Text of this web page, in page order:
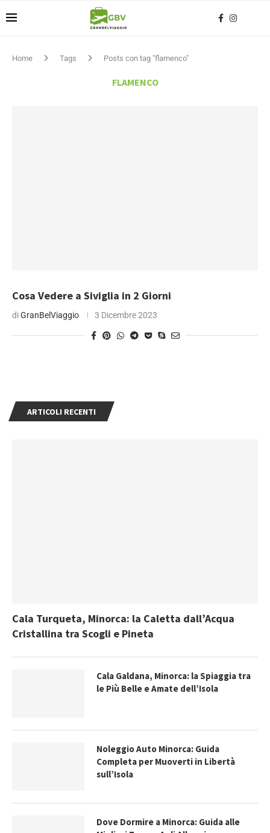
Home Tags Posts con tag "flamenco"
FLAMENCO
Cosa Vedere a Siviglia in 2 Giorni
diGranBelViaggio 3 Dicembre 2023
ARTICOLI RECENTI
Cala Turqueta, Minorca: la Caletta dall’Acqua
Cristallina tra Scogli e Pineta
Cala Galdana, Minorca: la Spiaggia tra
le Più Belle e Amate dell’Isola
Noleggio Auto Minorca: Guida
Completa per Muoverti in Libertà
sull’Isola
Dove Dormire a Minorca: Guida alle